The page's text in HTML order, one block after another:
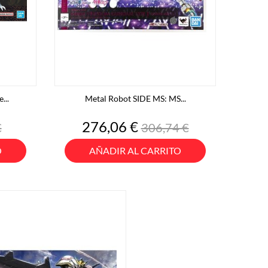
Metal Robot SIDE MS: MS...
Precio
276,06 €Precio
base
306,74 €
AÑADIR AL CARRITO